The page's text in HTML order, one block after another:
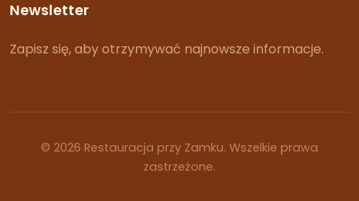
Newsletter
Zapisz się, aby otrzymywać najnowsze informacje.
© 2026 Restauracja przy Zamku. Wszelkie prawa
zastrzeżone.